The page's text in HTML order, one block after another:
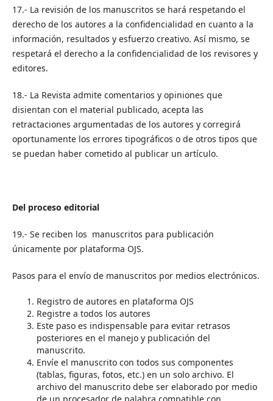
17.- La revisión de los manuscritos se hará respetando el
derecho de los autores a la confidencialidad en cuanto a la
información, resultados y esfuerzo creativo. Así mismo, se
respetará el derecho a la confidencialidad de los revisores y
editores.
18.- La Revista admite comentarios y opiniones que
disientan con el material publicado, acepta las
retractaciones argumentadas de los autores y corregirá
oportunamente los errores tipográficos o de otros tipos que
se puedan haber cometido al publicar un artículo.
Del proceso editorial
19.- Se reciben los manuscritos para publicación
únicamente por plataforma OJS.
Pasos para el envío de manuscritos por medios electrónicos.
Registro de autores en plataforma OJS
Registre a todos los autores
Este paso es indispensable para evitar retrasos
posteriores en el manejo y publicación del
manuscrito.
Envíe el manuscrito con todos sus componentes
(tablas, figuras, fotos, etc.) en un solo archivo. El
archivo del manuscrito debe ser elaborado por medio